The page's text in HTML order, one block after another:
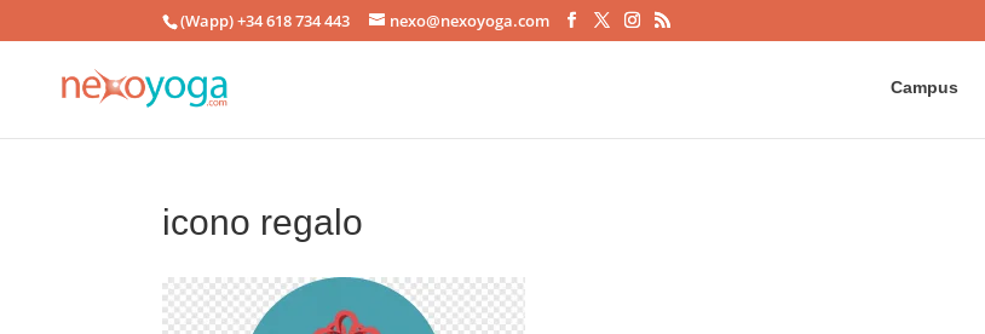
(Wapp) +34 618 734 443 nexo@nexoyoga.com
Campus
icono regalo